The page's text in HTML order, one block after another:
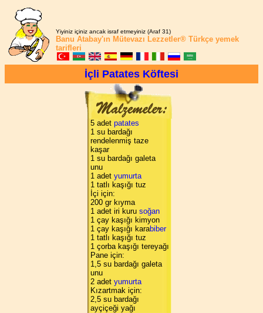
Yiyiniz içiniz ancak israf etmeyiniz (Araf 31)
Banu Atabay'ın Mütevazı Lezzetler® Türkçe yemek
tarifleri
İçli Patates Köftesi
5 adet patates
1 su bardağı
rendelenmiş taze
kaşar
1 su bardağı galeta
unu
1 adet yumurta
1 tatlı kaşığı tuz
İçi için:
200 gr kıyma
1 adet iri kuru soğan
1 çay kaşığı kimyon
1 çay kaşığı karabiber
1 tatlı kaşığı tuz
1 çorba kaşığı tereyağı
Pane için:
1,5 su bardağı galeta
unu
2 adet yumurta
Kızartmak için:
2,5 su bardağı
ayçiçeği yağı